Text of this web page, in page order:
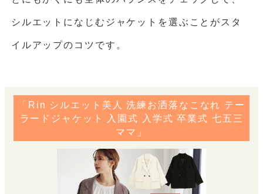
シルエットになじむジャケットを選ぶことがスタ
イルアップのコツです。
「Rin シルエット美人 洗練お洒落なこなれ テー
ラードジャケット 入園式 入学式 卒業式 七五三
ママ」